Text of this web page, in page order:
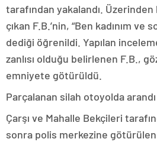
tarafından yakalandı.
çıkan F.B.’nin, “Ben kadınım ve
dediği öğrenildi. Yapılan
zanlısı olduğu belirlenen F.B.,
emniyete götürüldü.
Parçalanan silah otoyolda arandı
Çarşı ve Mahalle Bekçileri
sonra polis merkezine